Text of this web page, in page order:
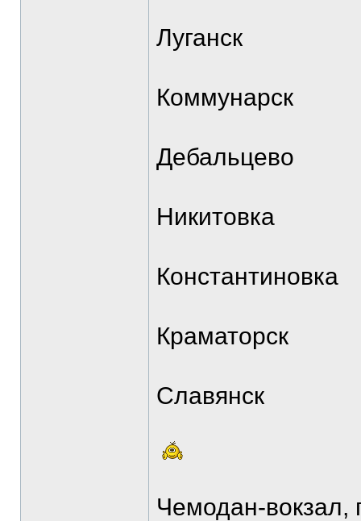
Луганск
Коммунарск
Дебальцево
Никитовка
Константиновка
Краматорск
Славянск
Чемодан-вокзал,